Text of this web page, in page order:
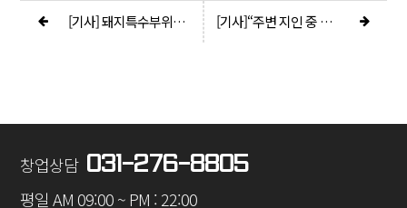
[기사] 돼지특수부위전문점고기집 창업 브랜드 ‘여장군’, 차별화된 가성비의 성공 법칙 [기사]“주변 지인 중 고깃집 창업을 고려한다면 꼭 ‘여장군’을 추천 할겁니다”
창업상담 031-276-8805
평일 AM 09:00 ~ PM : 22:00